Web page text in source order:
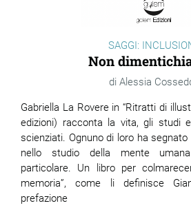
SAGGI:
Non
Alessia
Gabriella La Rovere in “Ritratti di
edizioni) racconta la vita, gli studi
scienziati. Ognuno di loro ha
nello studio della mente
particolare. Un libro per
memoria”, come li definisce
prefazione